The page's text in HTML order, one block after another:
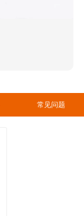
常见问题